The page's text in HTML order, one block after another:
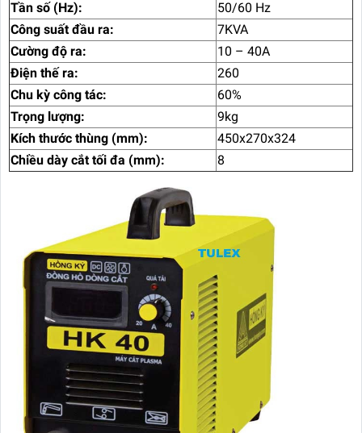
Tần số (Hz):
50/60 Hz
Công suất đầu ra:
7KVA
Cường độ ra:
10 – 40A
Điện thế ra:
260
Chu kỳ công tác:
60%
Trọng lượng:
9kg
Kích thước thùng (mm):
450x270x324
Chiều dày cắt tối đa (mm):
8